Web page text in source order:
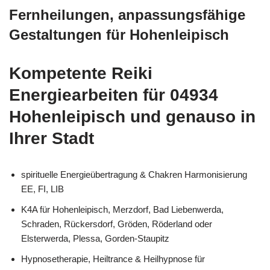
Fernheilungen, anpassungsfähige
Gestaltungen für Hohenleipisch
Kompetente Reiki
Energiearbeiten für 04934
Hohenleipisch und genauso in
Ihrer Stadt
spirituelle Energieübertragung & Chakren Harmonisierung
EE, FI, LIB
K4A für Hohenleipisch, Merzdorf, Bad Liebenwerda,
Schraden, Rückersdorf, Gröden, Röderland oder
Elsterwerda, Plessa, Gorden-Staupitz
Hypnosetherapie, Heiltrance & Heilhypnose für